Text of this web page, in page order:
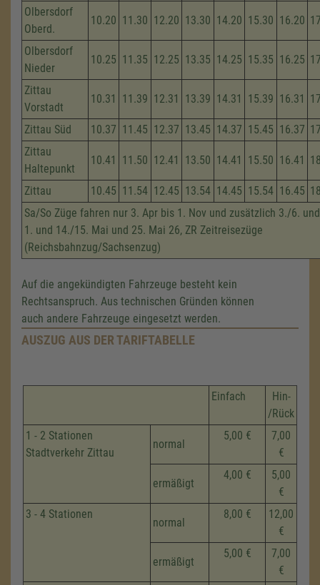
Olbersdorf
Oberd.
10.20 11.30 12.20 13.30 14.20 15.30 16.20
Olbersdorf
Nieder
10.25 11.35 12.25 13.35 14.25 15.35 16.25
Zittau
Vorstadt
10.31 11.39 12.31 13.39 14.31 15.39 16.31
Zittau Süd 10.37 11.45 12.37 13.45 14.37 15.45 16.37
Zittau
Haltepunkt
10.41 11.50 12.41 13.50 14.41 15.50 16.41
Zittau 10.45 11.54 12.45 13.54 14.45 15.54 16.45
Sa/So Züge fahren nur 3. Apr bis 1. Nov und zusätzlich 3./6.
1. und 14./15. Mai und 25. Mai 26, ZR Zeitreisezüge
(Reichsbahnzug/Sachsenzug)
Auf die angekündigten Fahrzeuge besteht kein
Rechtsanspruch. Aus technischen Gründen können
auch andere Fahrzeuge eingesetzt werden.
AUSZUG AUS DER TARIFTABELLE
Einfach
Hin-
/Rück
1 - 2 Stationen
Stadtverkehr Zittau
normal
5,00 €
7,00
€
ermäßigt
4,00 €
5,00
€
3 - 4 Stationen
normal
8,00 €
12,00
€
ermäßigt
5,00 €
7,00
€